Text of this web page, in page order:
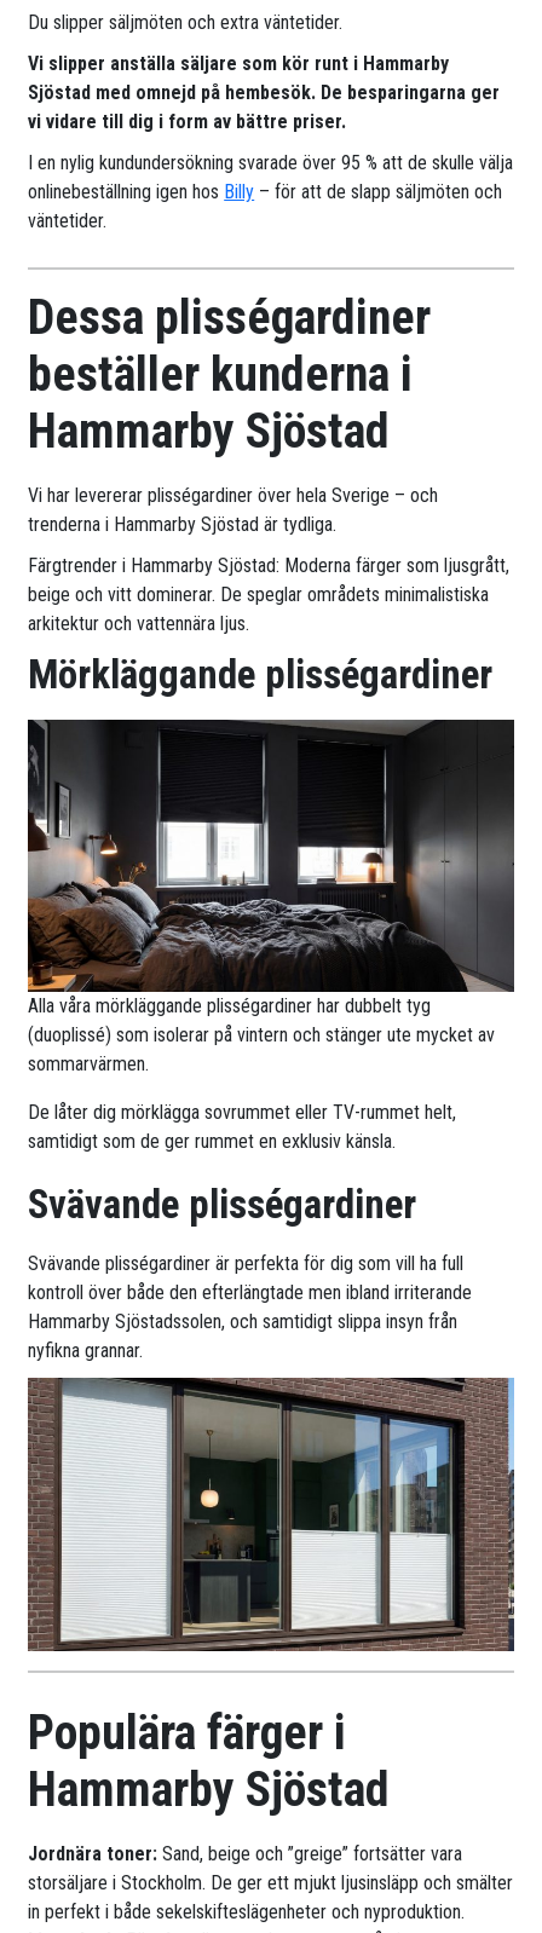
Du slipper säljmöten och extra väntetider.
Vi slipper anställa säljare som kör runt i Hammarby
Sjöstad med omnejd på hembesök. De besparingarna ger
vi vidare till dig i form av bättre priser.
I en nylig kundundersökning svarade över 95 % att de skulle välja
onlinebeställning igen hos Billy – för att de slapp säljmöten och
väntetider.
Dessa plisségardiner
beställer kunderna i
Hammarby Sjöstad
Vi har levererar plisségardiner över hela Sverige – och
trenderna i Hammarby Sjöstad är tydliga.
Färgtrender i Hammarby Sjöstad: Moderna färger som ljusgrått,
beige och vitt dominerar. De speglar områdets minimalistiska
arkitektur och vattennära ljus.
Mörkläggande plisségardiner
Alla våra mörkläggande plisségardiner har dubbelt tyg
(duoplissé) som isolerar på vintern och stänger ute mycket av
sommarvärmen.
De låter dig mörklägga sovrummet eller TV-rummet helt,
samtidigt som de ger rummet en exklusiv känsla.
Svävande plisségardiner
Svävande plisségardiner är perfekta för dig som vill ha full
kontroll över både den efterlängtade men ibland irriterande
Hammarby Sjöstadssolen, och samtidigt slippa insyn från
nyfikna grannar.
Populära färger i
Hammarby Sjöstad
Jordnära toner: Sand, beige och ”greige” fortsätter vara
storsäljare i Stockholm. De ger ett mjukt ljusinsläpp och smälter
in perfekt i både sekelskifteslägenheter och nyproduktion.